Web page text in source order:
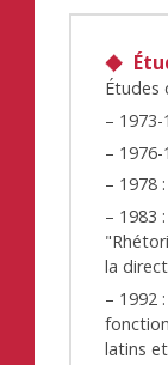
Études
–
–
– 1978
– 1983
la
– 1992
latins